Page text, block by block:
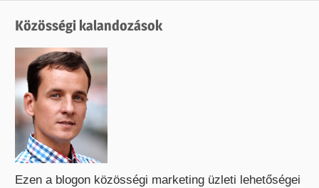
Közösségi kalandozások
Ezen a blogon közösségi marketing üzleti lehetőségei